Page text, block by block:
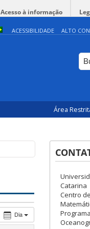
Acesso à informação
ACESSIBILIDADE ALTO
Área
Dia
Catarina
Centro